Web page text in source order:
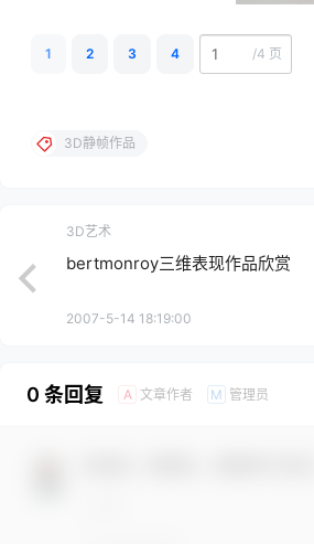
1 2 3 4 /4 页
3D静帧作品
3D艺术
bertmonroy三维表现作品欣赏
2007-5-14 18:19:00
0 条回复 A 文章作者 M 管理员